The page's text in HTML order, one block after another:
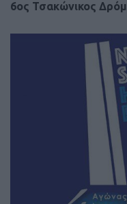
6ος Τσακώνικος